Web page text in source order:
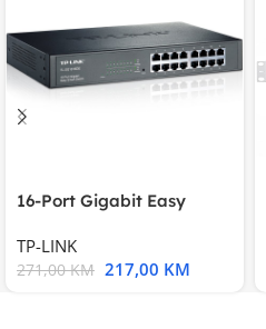
16-Port Gigabit Easy
TP-LINK
271,00KM 217,00 KM